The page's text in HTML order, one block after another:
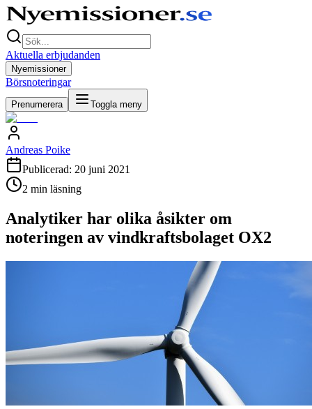
Aktuella erbjudanden
Nyemissioner
Börsnoteringar
Prenumerera Toggla meny
Andreas Poike
Publicerad: 20 juni 2021
2 min läsning
Analytiker har olika åsikter om
noteringen av vindkraftsbolaget OX2